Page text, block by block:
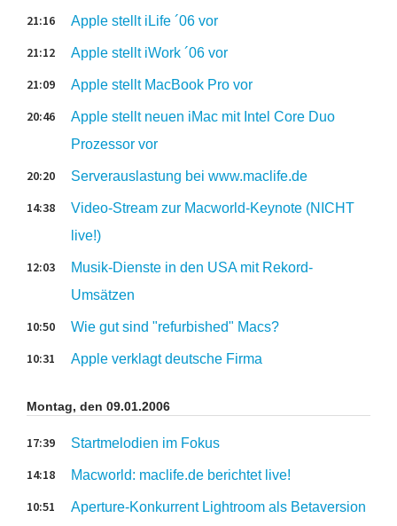
Apple stellt iLife ´06 vor
21:16
Apple stellt iWork ´06 vor
21:12
Apple stellt MacBook Pro vor
21:09
Apple stellt neuen iMac mit Intel Core Duo
Prozessor vor
20:46
Serverauslastung bei www.maclife.de
20:20
Video-Stream zur Macworld-Keynote (NICHT
live!)
14:38
Musik-Dienste in den USA mit Rekord-
Umsätzen
12:03
Wie gut sind "refurbished" Macs?
10:50
Apple verklagt deutsche Firma
10:31
Montag, den 09.01.2006
Startmelodien im Fokus
17:39
Macworld: maclife.de berichtet live!
14:18
Aperture-Konkurrent Lightroom als Betaversion
10:51